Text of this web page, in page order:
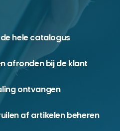
hele catalogus
afronden bij de klant
ontvangen
af artikelen beheren